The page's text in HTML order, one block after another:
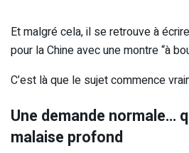
Et malgré cela, il se retrouve à
pour la Chine avec une montre “à
C’est là que le sujet commence
Une demande normale…
malaise profond